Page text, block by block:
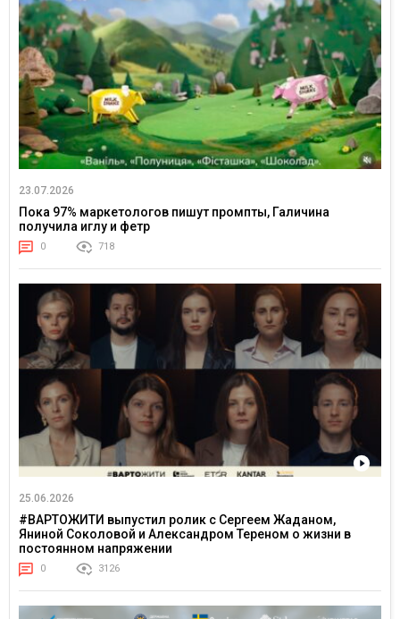
23.07.2026
Пока 97% маркетологов пишут промпты, Галичина
получила иглу и фетр
0 718
25.06.2026
#ВАРТОЖИТИ выпустил ролик с Сергеем Жаданом,
Яниной Соколовой и Александром Тереном о жизни в
постоянном напряжении
0 3126